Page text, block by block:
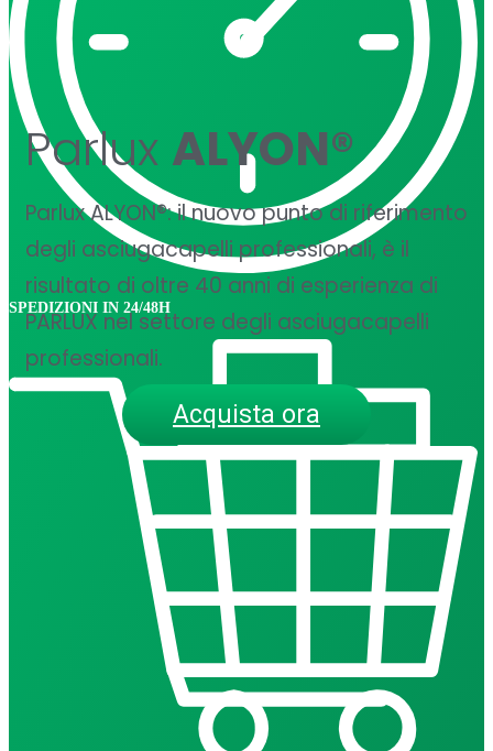
SPEDIZIONI IN 24/48H
Parlux ALYON®
Parlux ALYON®: il nuovo punto di riferimento
degli asciugacapelli professionali, è il
risultato di oltre 40 anni di esperienza di
PARLUX nel settore degli asciugacapelli
professionali.
Acquista ora